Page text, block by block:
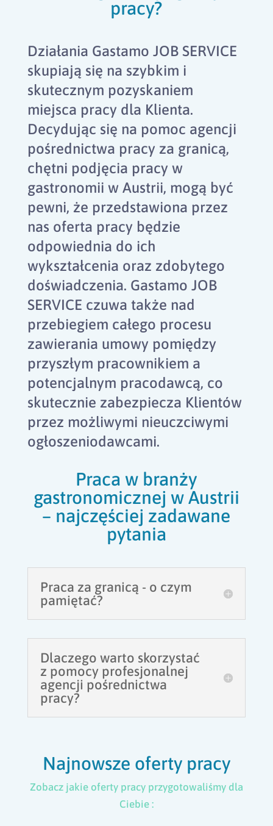
pracy?
Działania Gastamo JOB SERVICE
skupiają się na szybkim i
skutecznym pozyskaniem
miejsca pracy dla Klienta.
Decydując się na pomoc agencji
pośrednictwa pracy za granicą,
chętni podjęcia pracy w
gastronomii w Austrii, mogą być
pewni, że przedstawiona przez
nas oferta pracy będzie
odpowiednia do ich
wykształcenia oraz zdobytego
doświadczenia. Gastamo JOB
SERVICE czuwa także nad
przebiegiem całego procesu
zawierania umowy pomiędzy
przyszłym pracownikiem a
potencjalnym pracodawcą, co
skutecznie zabezpiecza Klientów
przez możliwymi nieuczciwymi
ogłoszeniodawcami.
Praca w branży
gastronomicznej w Austrii
– najczęściej zadawane
pytania
Praca za granicą - o czym
pamiętać?
Dlaczego warto skorzystać
z pomocy profesjonalnej
agencji pośrednictwa
pracy?
Najnowsze oferty pracy
Zobacz jakie oferty pracy przygotowaliśmy dla
Ciebie :